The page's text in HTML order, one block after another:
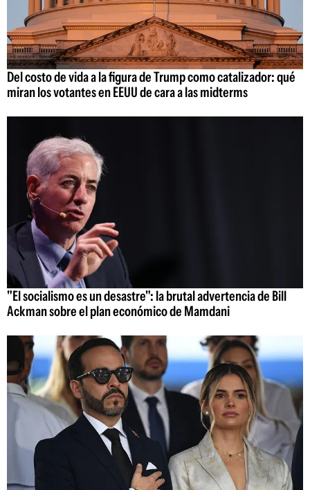
Del costo de vida a la figura de Trump como catalizador: qué
miran los votantes en EEUU de cara a las midterms
"El socialismo es un desastre": la brutal advertencia de Bill
Ackman sobre el plan económico de Mamdani